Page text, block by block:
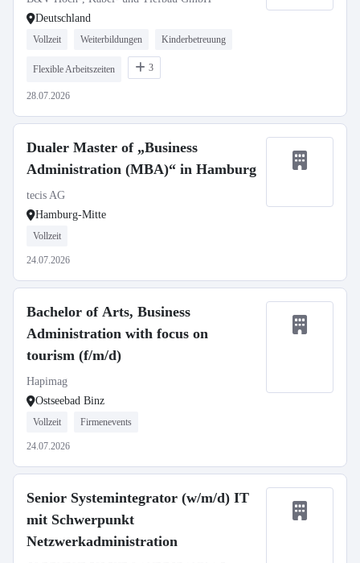
Deutschland
Vollzeit Weiterbildungen Kinderbetreuung
Flexible Arbeitszeiten 3
28.07.2026
Dualer Master of „Business
Administration (MBA)“ in Hamburg
tecis AG
Hamburg-Mitte
Vollzeit
24.07.2026
Bachelor of Arts, Business
Administration with focus on
tourism (f/m/d)
Hapimag
Ostseebad Binz
Vollzeit Firmenevents
24.07.2026
Senior Systemintegrator (w/m/d) IT
mit Schwerpunkt
Netzwerkadministration